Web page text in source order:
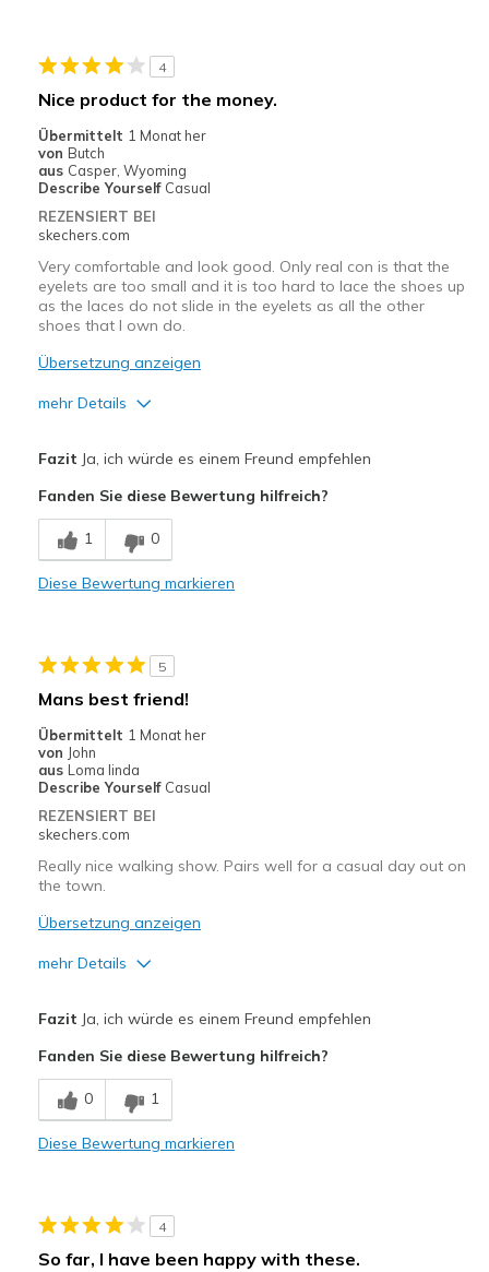
Geeignete Verwendung
Going Out
Sizing
Feels true to size
View On Shoes
Shoes are for Wearing
4
Nice product for the money.
Übermittelt 1 Monat her
von Butch
aus Casper, Wyoming
Describe Yourself Casual
REZENSIERT BEI
skechers.com
Very comfortable and look good. Only real con is that the
eyelets are too small and it is too hard to lace the shoes up
as the laces do not slide in the eyelets as all the other
shoes that I own do.
Übersetzung anzeigen
mehr Details
Comfortable
Stylish
Or, round laces are needed.
Geeignete Verwendung
Casual Wear
Width
Sizing
View On Shoes
Shoes are for Wearing
Fazit Ja, ich würde es einem Freund empfehlen
Fanden Sie diese Bewertung hilfreich?
1 0
Diese Bewertung markieren
5
Mans best friend!
Übermittelt 1 Monat her
von John
aus Loma linda
Describe Yourself Casual
REZENSIERT BEI
skechers.com
Really nice walking show. Pairs well for a casual day out on
the town.
Übersetzung anzeigen
mehr Details
Breathe Well
Comfortable
Geeignete Verwendung
Fazit Ja, ich würde es einem Freund empfehlen
Fanden Sie diese Bewertung hilfreich?
0 1
Diese Bewertung markieren
4
So far, I have been happy with these.